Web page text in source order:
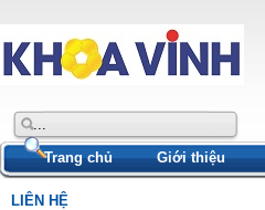
Trang chủ Giới thiệu
LIÊN HỆ